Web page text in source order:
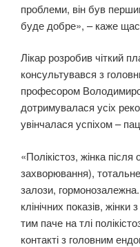
проблеми, він був
буде добре», – каже
Лікар розробив чіткий
консультувався з
професором
дотримувалася усіх
увінчалася успіхом –
«Полікістоз, жінка
захворювання),
залози, гормонозалежна.
клінічних показів, жінки
тим паче на тлі
контакті з головним